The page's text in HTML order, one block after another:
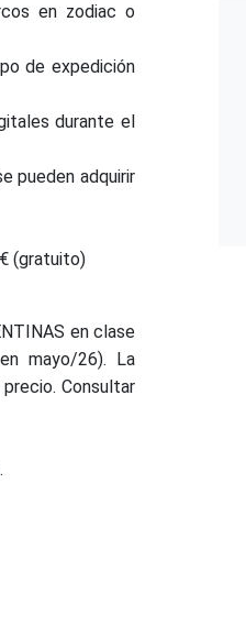
en zodiac o
de expedición
durante el
pueden adquirir
(gratuito)
en clase
mayo/26). La
Consultar